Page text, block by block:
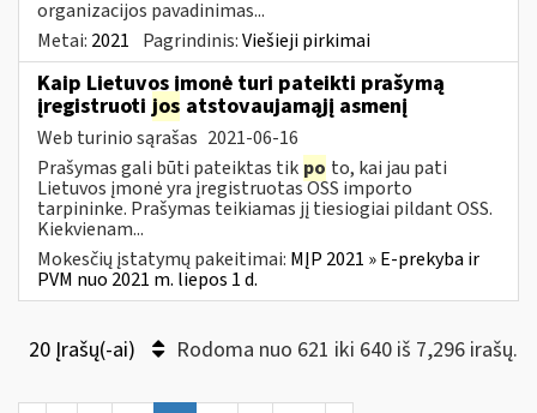
organizacijos pavadinimas...
Metai: 2021 Pagrindinis:Viešieji pirkimai
Kaip Lietuvos įmonė turi pateikti prašymą
įregistruoti jos atstovaujamąjį asmenį
Web turinio sąrašas 2021-06-16
Prašymas gali būti pateiktas tik po to, kai jau pati
Lietuvos įmonė yra įregistruotas OSS importo
tarpininke. Prašymas teikiamas jį tiesiogiai pildant OSS.
Kiekvienam...
Mokesčių įstatymų pakeitimai: MĮP 2021 » E-prekyba ir
PVM nuo 2021 m. liepos 1 d.
20 Įrašų(-ai) Rodoma nuo 621 iki 640 iš 7,296 irašų.